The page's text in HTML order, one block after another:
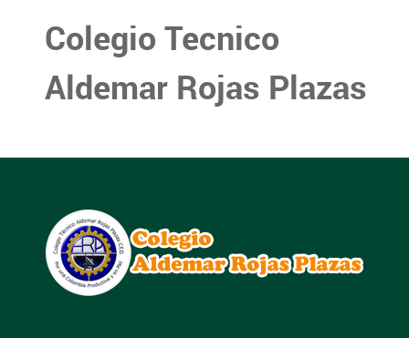
Colegio Tecnico
Aldemar Rojas Plazas